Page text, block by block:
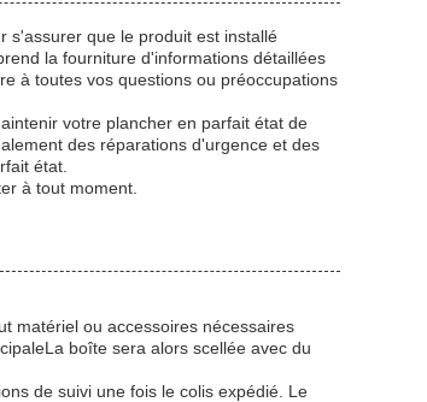
s'assurer que le produit est installé
la fourniture d'informations détaillées
à toutes vos questions ou préoccupations
votre plancher en parfait état de
des réparations d'urgence et des
état.
à tout moment.
matériel ou accessoires nécessaires
boîte sera alors scellée avec du
de suivi une fois le colis expédié. Le